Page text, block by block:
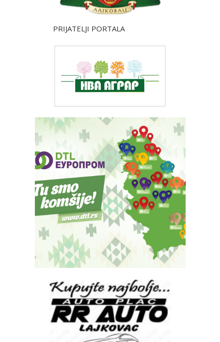
PRIJATELJI PORTALA